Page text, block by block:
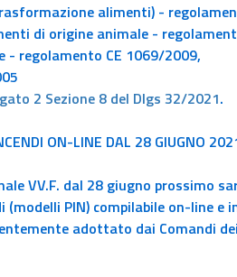
alimenti) -
di origine animale -
regolamento CE 1069/2009,
2 Sezione 8 del Dlgs 32/2021.
ON-LINE DAL 28 GIUGNO
VV.F. dal 28 giugno prossimo
PIN) compilabile on-line e
adottato dai Comandi